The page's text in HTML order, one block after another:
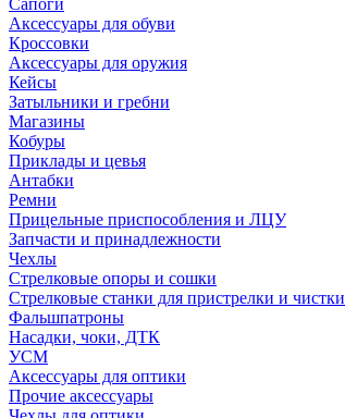
Сапоги
Аксессуары для обуви
Кроссовки
Аксессуары для оружия
Кейсы
Затыльники и гребни
Магазины
Кобуры
Приклады и цевья
Антабки
Ремни
Прицельные приспособления и ЛЦУ
Запчасти и принадлежности
Чехлы
Стрелковые опоры и сошки
Стрелковые станки для пристрелки и чистки
Фальшпатроны
Насадки, чоки, ДТК
УСМ
Аксессуары для оптики
Прочие аксессуары